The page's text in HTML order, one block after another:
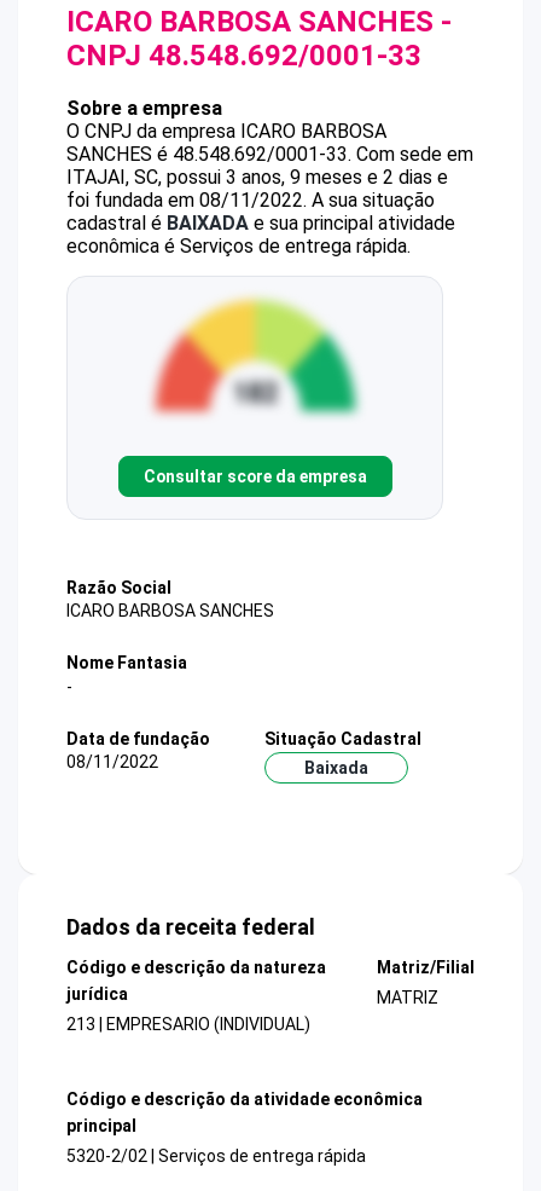
ICARO BARBOSA SANCHES -
CNPJ 48.548.692/0001-33
Sobre a empresa
O CNPJ da empresa ICARO BARBOSA
SANCHES é 48.548.692/0001-33. Com sede em
ITAJAI, SC, possui 3 anos, 9 meses e 2 dias e
foi fundada em 08/11/2022. A sua situação
cadastral é BAIXADA e sua principal atividade
econômica é Serviços de entrega rápida.
Consultar score da empresa
Razão Social
ICARO BARBOSA SANCHES
Nome Fantasia
-
Data de fundação
08/11/2022
Situação Cadastral
Baixada
Dados da receita federal
Código e descrição da natureza
jurídica
213 | EMPRESARIO (INDIVIDUAL)
Matriz/Filial
MATRIZ
Código e descrição da atividade econômica
principal
5320-2/02 | Serviços de entrega rápida